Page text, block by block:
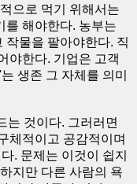
으로 먹기 위해서는
를 해야한다. 농부는
작물을 팔아야한다. 직
야한다. 기업은 고객
생존 그 자체를 의미
는 것이다. 그러러면
체적이고 공감적이며
. 문제는 이것이 쉽지
지만 다른 사람의 욕